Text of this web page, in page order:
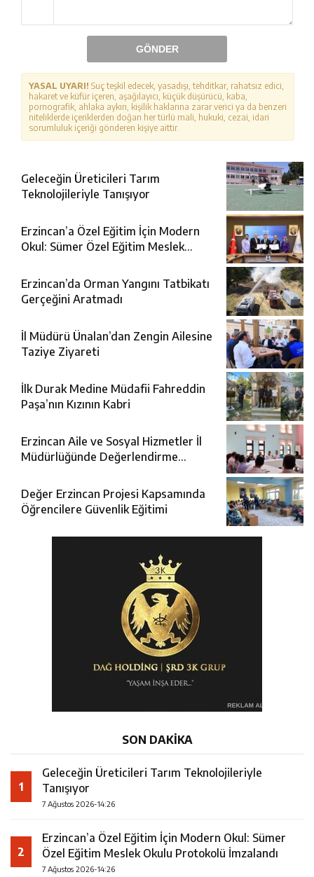
GÖNDER
YASAL UYARI! Suç teşkil edecek, yasadışı, tehditkar, rahatsız edici,
hakaret ve küfür içeren, aşağılayıcı, küçük düşürücü, kaba,
pornografik, ahlaka aykırı, kişilik haklarına zarar verici ya da benzeri
niteliklerde içeriklerden doğan her türlü mali, hukuki, cezai, idari
sorumluluk içeriği gönderen kişiye aittir.
Geleceğin Üreticileri Tarım
Teknolojileriyle Tanışıyor
Erzincan’a Özel Eğitim İçin Modern
Okul: Sümer Özel Eğitim Meslek
Erzincan’da Orman Yangını Tatbikatı
Gerçeğini Aratmadı
İl Müdürü Ünalan’dan Zengin Ailesine
Taziye Ziyareti
İlk Durak Medine Müdafii Fahreddin
Paşa’nın Kızının Kabri
Erzincan Aile ve Sosyal Hizmetler İl
Müdürlüğünde Değerlendirme
Değer Erzincan Projesi Kapsamında
Öğrencilere Güvenlik Eğitimi
SON DAKİKA
1
Geleceğin Üreticileri Tarım Teknolojileriyle
Tanışıyor
7 Ağustos 2026-14:26
2
Erzincan’a Özel Eğitim İçin Modern Okul: Sümer
Özel Eğitim Meslek Okulu Protokolü İmzalandı
7 Ağustos 2026-14:26